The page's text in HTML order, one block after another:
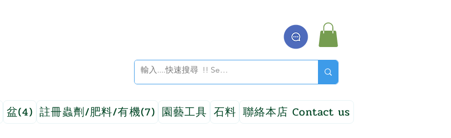
盆(4) 註冊蟲劑/肥料/有機(7) 園藝工具 石料 聯絡本店 Contact us